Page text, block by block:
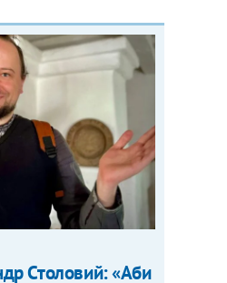
Столовий: «Аби